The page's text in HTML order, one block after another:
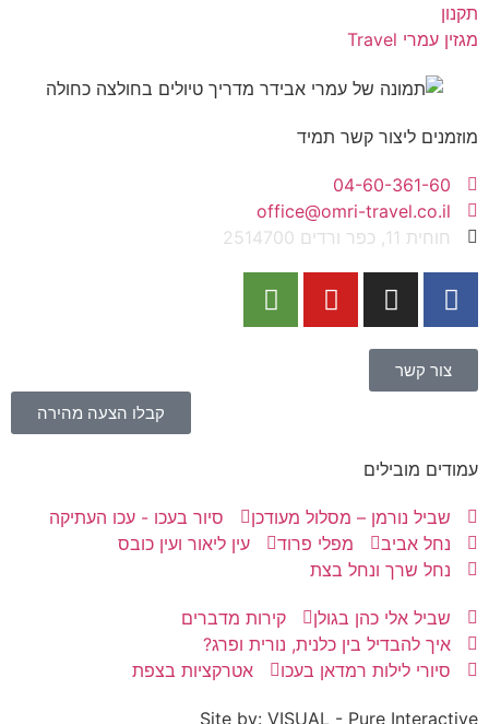
תקנון
מגזין עמרי Travel
מוזמנים ליצור קשר תמיד
04-60-361-60
office@omri-travel.co.il
חוחית 11, כפר ורדים 2514700
צור קשר
קבלו הצעה מהירה
עמודים מובילים
שביל נורמן – מסלול מעודכן
סיור בעכו - עכו העתיקה
נחל אביב
מפלי פרוד
עין ליאור ועין כובס
נחל שרך ונחל בצת
שביל אלי כהן בגולן
קירות מדברים
איך להבדיל בין כלנית, נורית ופרג?
סיורי לילות רמדאן בעכו
אטרקציות בצפת
Site by: VISUAL - Pure Interactive